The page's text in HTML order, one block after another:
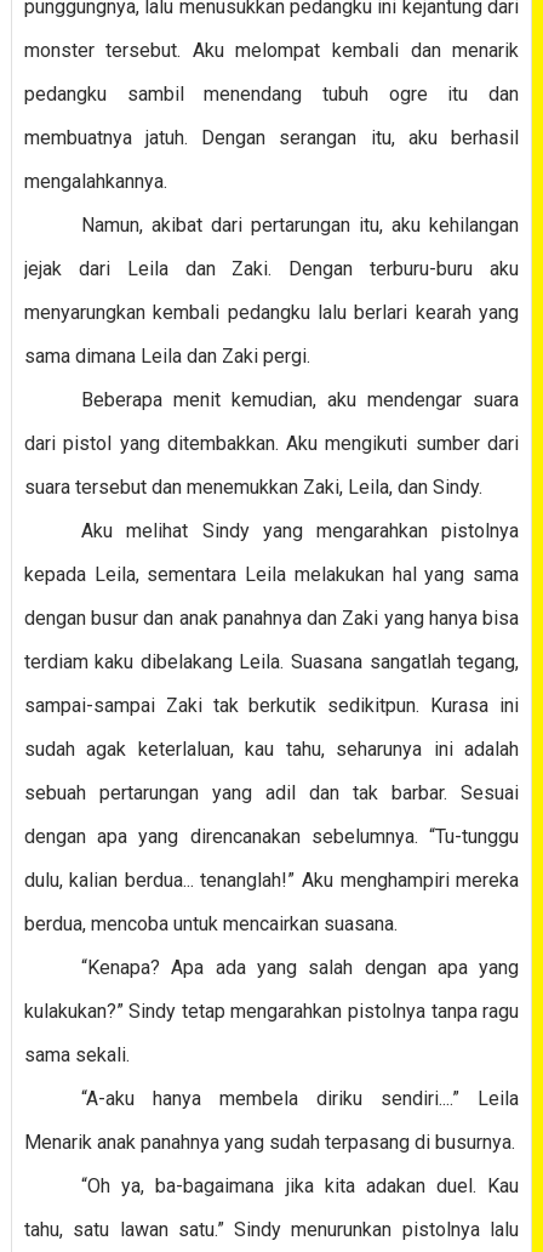
punggungnya, lalu menusukkan pedangku ini kejantung dari
monster tersebut. Aku melompat kembali dan menarik
pedangku sambil menendang tubuh ogre itu dan
membuatnya jatuh. Dengan serangan itu, aku berhasil
mengalahkannya.
Namun, akibat dari pertarungan itu, aku kehilangan
jejak dari Leila dan Zaki. Dengan terburu-buru aku
menyarungkan kembali pedangku lalu berlari kearah yang
sama dimana Leila dan Zaki pergi.
Beberapa menit kemudian, aku mendengar suara
dari pistol yang ditembakkan. Aku mengikuti sumber dari
suara tersebut dan menemukkan Zaki, Leila, dan Sindy.
Aku melihat Sindy yang mengarahkan pistolnya
kepada Leila, sementara Leila melakukan hal yang sama
dengan busur dan anak panahnya dan Zaki yang hanya bisa
terdiam kaku dibelakang Leila. Suasana sangatlah tegang,
sampai-sampai Zaki tak berkutik sedikitpun. Kurasa ini
sudah agak keterlaluan, kau tahu, seharunya ini adalah
sebuah pertarungan yang adil dan tak barbar. Sesuai
dengan apa yang direncanakan sebelumnya. “Tu-tunggu
dulu, kalian berdua... tenanglah!” Aku menghampiri mereka
berdua, mencoba untuk mencairkan suasana.
“Kenapa? Apa ada yang salah dengan apa yang
kulakukan?” Sindy tetap mengarahkan pistolnya tanpa ragu
sama sekali.
“A-aku hanya membela diriku sendiri....” Leila
Menarik anak panahnya yang sudah terpasang di busurnya.
“Oh ya, ba-bagaimana jika kita adakan duel. Kau
tahu, satu lawan satu.” Sindy menurunkan pistolnya lalu